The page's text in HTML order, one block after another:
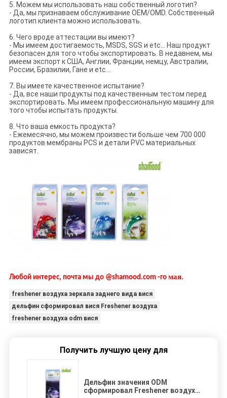
5. Можем мы использовать наш собственный логотип?
- Да, мы признаваем обслуживание OEM/OMD. Собственный
логотип клиента можно использовать.
6. Чего вроде аттестации вы имеют?
- Мы имеем достигаемость, MSDS, SGS и etc… Наш продукт
безопасен для того чтобы экспортировать. В недавнем, мы
имеем экспорт к США, Англии, Франции, немцу, Австралии,
России, Бразилии, Гане и etc…
7. Вы имеете качественное испытание?
- Да, все наши продукты под качественным тестом перед
экспортировать. Мы имеем профессиональную машину для
того чтобы испытать продукты.
8. Что ваша емкость продукта?
- Ежемесячно, мы можем произвести больше чем 700 000
продуктов мембраны PCS и детали PVC материальных
зависят.
Любой интерес, почта мы до @shamood.com -го мая.
freshener воздуха зеркала заднего вида вися
дельфин сформировал вися Freshener воздуха
freshener воздуха odm вися
Получить лучшую цену для
Дельфин значения ODM
сформировал Freshener воздуха